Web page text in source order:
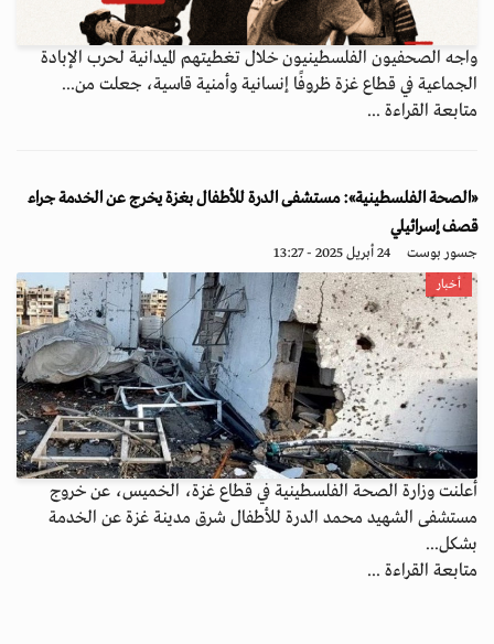
واجه الصحفيون الفلسطينيون خلال تغطيتهم الميدانية لحرب الإبادة
الجماعية في قطاع غزة ظروفًا إنسانية وأمنية قاسية، جعلت من...
متابعة القراءة ...
«الصحة الفلسطينية»: مستشفى الدرة للأطفال بغزة يخرج عن الخدمة جراء
قصف إسرائيلي
جسور بوست 24 أبريل 2025 - 13:27
أخبار
أعلنت وزارة الصحة الفلسطينية في قطاع غزة، الخميس، عن خروج
مستشفى الشهيد محمد الدرة للأطفال شرق مدينة غزة عن الخدمة
بشكل...
متابعة القراءة ...